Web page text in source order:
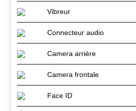
Vibreur
Connecteur audio
Camera arrière
Camera frontale
Face ID